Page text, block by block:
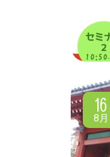
16
8月